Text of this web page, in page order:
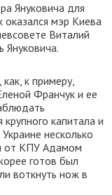
Януковича для
мэр Киева
Виталий
Януковича.
к примеру,
Франчук и ее
капитала и
несколько
от КПУ Адамом
готов был
воткнуть нож в